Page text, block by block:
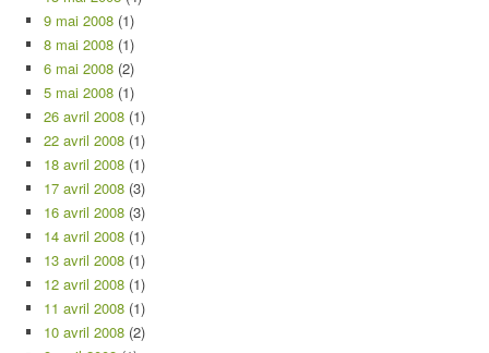
9 mai 2008 (1)
8 mai 2008 (1)
6 mai 2008 (2)
5 mai 2008 (1)
26 avril 2008 (1)
22 avril 2008 (1)
18 avril 2008 (1)
17 avril 2008 (3)
16 avril 2008 (3)
14 avril 2008 (1)
13 avril 2008 (1)
12 avril 2008 (1)
11 avril 2008 (1)
10 avril 2008 (2)